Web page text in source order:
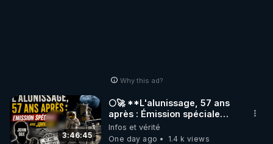
Why this ad?
3:46:45
🌕🚀 **L'alunissage, 57 ans
après : Émission spéciale
avec John Doe !** 👨 🚀✨
Infos et vérité
One day ago
1.4 k views